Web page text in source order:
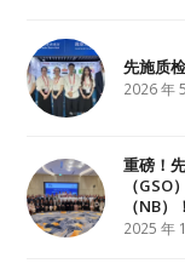
先施质
2026 年
重磅！
（
（NB）！
2025 年